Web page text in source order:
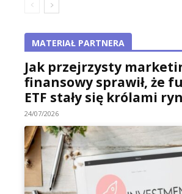
MATERIAŁ PARTNERA
Jak przejrzysty
finansowy sprawił, że
ETF stały się królami
24/07/2026